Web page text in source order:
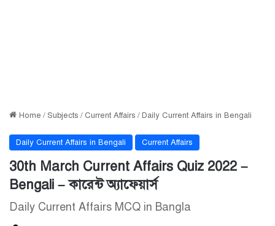
Home / Subjects / Current Affairs /Daily Current Affairs in Bengali
Daily Current Affairs in Bengali Current Affairs
30th March Current Affairs Quiz 2022 –
Bengali – কারেন্ট অ্যাফেয়ার্স
Daily Current Affairs MCQ in Bangla